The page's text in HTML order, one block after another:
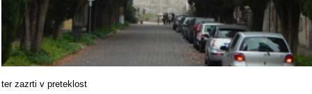
ter zazrti v preteklost